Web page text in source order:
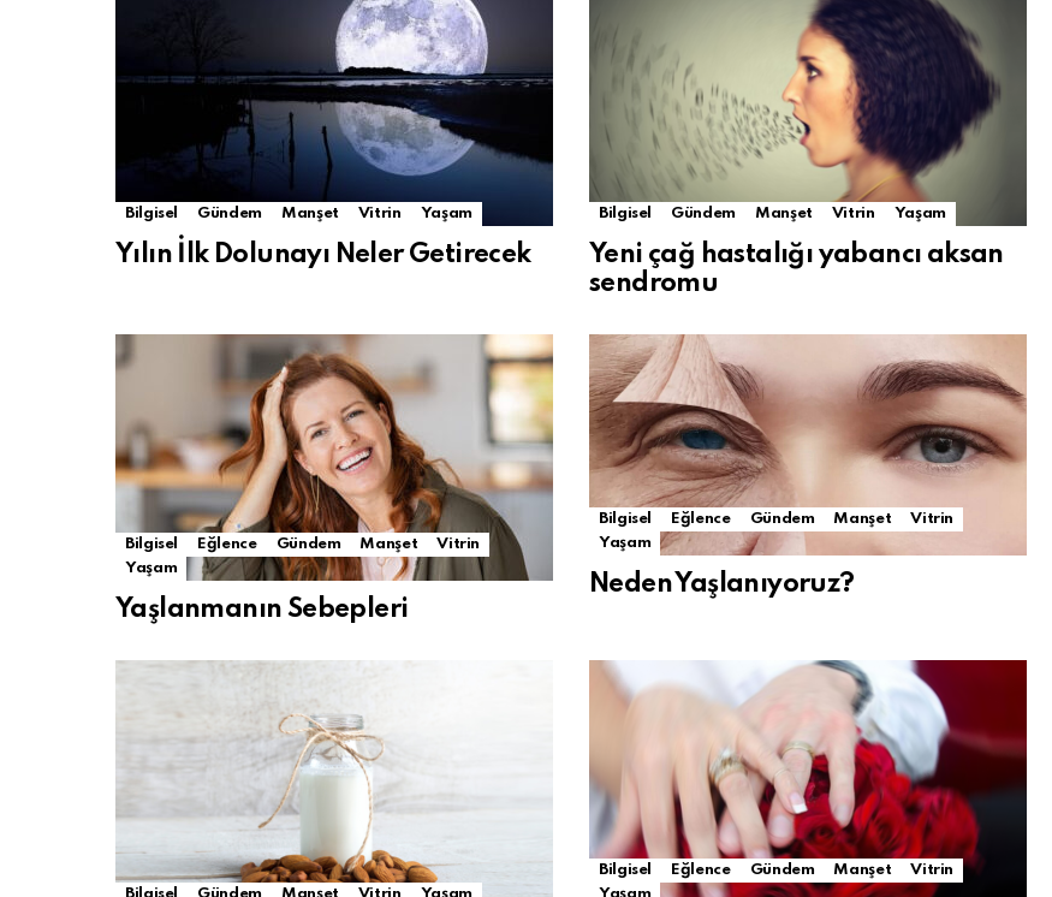
Bilgisel Gündem Manşet Vitrin Yaşam
Yılın İlk Dolunayı Neler Getirecek
Bilgisel Gündem Manşet Vitrin Yaşam
Yeni çağ hastalığı yabancı aksan
sendromu
Bilgisel Eğlence Gündem Manşet
Vitrin
Yaşam
Yaşlanmanın Sebepleri
Bilgisel Eğlence Gündem Manşet
Vitrin
Yaşam
Neden Yaşlanıyoruz?
Bilgisel Eğlence Gündem Manşet
Vitrin